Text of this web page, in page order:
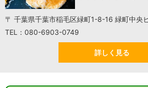
〒 千葉県千葉市稲毛区緑町1-8-16 緑町中央
TEL：080-6903-0749
詳しく見る